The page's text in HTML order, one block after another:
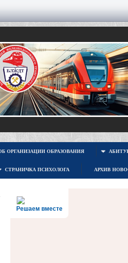
ОРГАНИЗАЦИИ ОБРАЗОВАНИЯ
СТРАНИЧКА ПСИХОЛОГА АРХИВ
Решаем вместе